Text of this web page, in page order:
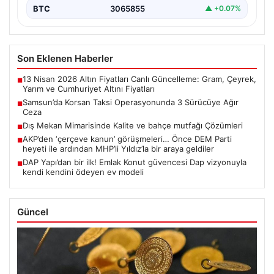
BTC 3065855 ▲ +0.07%
Son Eklenen Haberler
■13 Nisan 2026 Altın Fiyatları Canlı Güncelleme: Gram, Çeyrek,
Yarım ve Cumhuriyet Altını Fiyatları
■Samsun’da Korsan Taksi Operasyonunda 3 Sürücüye Ağır
Ceza
■Dış Mekan Mimarisinde Kalite ve bahçe mutfağı Çözümleri
■AKP’den ‘çerçeve kanun’ görüşmeleri… Önce DEM Parti
heyeti ile ardından MHP’li Yıldız’la bir araya geldiler
■DAP Yapı’dan bir ilk! Emlak Konut güvencesi Dap vizyonuyla
kendi kendini ödeyen ev modeli
Güncel